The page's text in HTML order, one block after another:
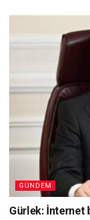
GÜNDEM
Gürlek: İnternet